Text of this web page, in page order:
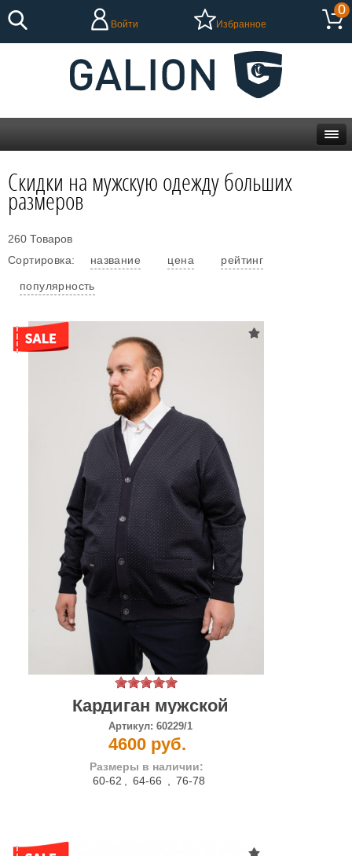
Войти Избранное
0
Скидки на мужскую одежду больших
размеров
Сортировка: название цена рейтинг
популярность
260 Товаров
Кардиган мужской
Артикул: 60229/1
4600 руб.
Размеры в наличии:
60-62
64-66 76-78